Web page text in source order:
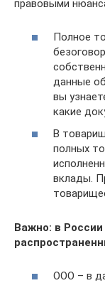
правовыми
Полное
данные
вы
какие
В
полных
вклады.
Важно: в
ООО – в